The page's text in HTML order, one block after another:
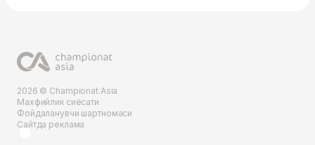
2026 © Championat.Asia
Махфийлик сиёсати
Фойдаланувчи шартномаси
Сайтда реклама